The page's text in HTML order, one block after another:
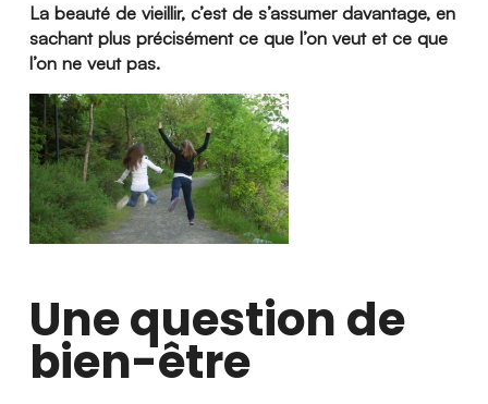
La beauté de vieillir, c’est de s’assumer davantage, en
sachant plus précisément ce que l’on veut et ce que
l’on ne veut pas.
Une question de
bien-être